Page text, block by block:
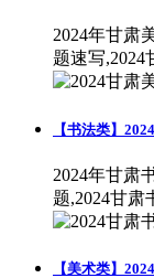
2024年甘肃
题速写,2024
【书法类】
2024年甘肃
题,2024甘肃
【美术类】